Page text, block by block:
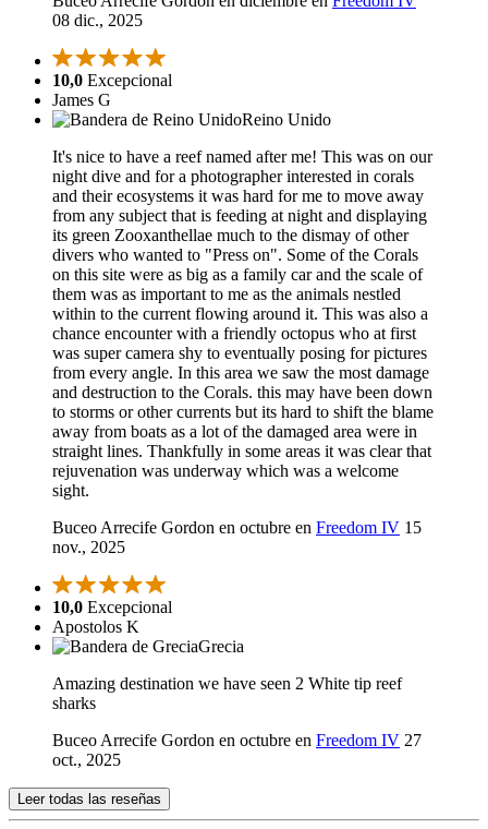
08 dic., 2025
10,0 Excepcional
James G
Reino Unido
It's nice to have a reef named after me! This was on our
night dive and for a photographer interested in corals
and their ecosystems it was hard for me to move away
from any subject that is feeding at night and displaying
its green Zooxanthellae much to the dismay of other
divers who wanted to "Press on". Some of the Corals
on this site were as big as a family car and the scale of
them was as important to me as the animals nestled
within to the current flowing around it. This was also a
chance encounter with a friendly octopus who at first
was super camera shy to eventually posing for pictures
from every angle. In this area we saw the most damage
and destruction to the Corals. this may have been down
to storms or other currents but its hard to shift the blame
away from boats as a lot of the damaged area were in
straight lines. Thankfully in some areas it was clear that
rejuvenation was underway which was a welcome
sight.
Buceo Arrecife Gordon en octubre en Freedom IV 15
nov., 2025
10,0 Excepcional
Apostolos K
Grecia
Amazing destination we have seen 2 White tip reef
sharks
Buceo Arrecife Gordon en octubre en Freedom IV 27
oct., 2025
Leer todas las reseñas